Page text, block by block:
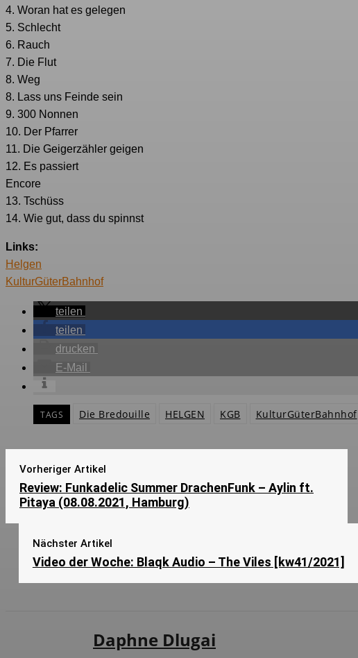
4. Woran hat es gelegen
5. Schlecht
6. Rauch
7. Die Flut
8. Weg
8. Lass uns Feinde sein
9. 300 Nonnen
10. Der Pfarrer
11. Die Geigerzähler geigen
12. Es passiert
Encore
13. Tschüss
14. Wie gut, dass du spinnst
Links:
Helgen
KulturGüterBahnhof
teilen
teilen
drucken
E-Mail
TAGS Die Bredouille HELGEN KGB KulturGüterBahnhof
Vorheriger Artikel
Review: Funkadelic Summer DrachenFunk – Aylin ft.
Pitaya (08.08.2021, Hamburg)
Nächster Artikel
Video der Woche: Blaqk Audio – The Viles [kw41/2021]
Daphne Dlugai